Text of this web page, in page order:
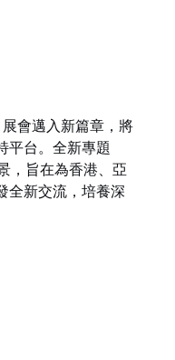
會邁入新篇章，將
平台。全新專題
，旨在為香港、亞
全新交流，培養深